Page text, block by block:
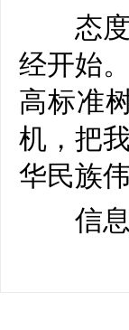
态度
经开始
高标准
机，把
华民族
信息